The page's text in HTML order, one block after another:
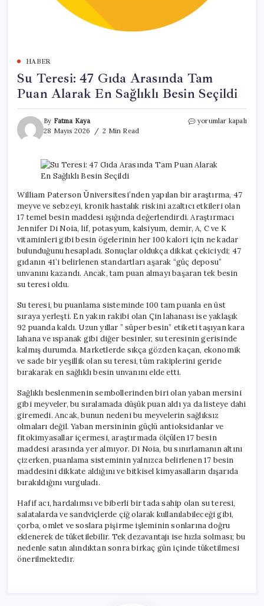
HABER
Su Teresi: 47 Gıda Arasında Tam
Puan Alarak En Sağlıklı Besin Seçildi
By Fatma Kaya
28 Mayıs 2026
2 Min Read
Su
Arasında
Alarak
Sağlıklı
Besin
Seçildi
için
yorumlar kapalı
William Paterson Üniversitesi’nden yapılan bir araştırma, 47
meyve ve sebzeyi, kronik hastalık riskini azaltıcı etkileri olan
17 temel besin maddesi ışığında değerlendirdi. Araştırmacı
Jennifer Di Noia, lif, potasyum, kalsiyum, demir, A, C ve K
vitaminleri gibi besin ögelerinin her 100 kalori için ne kadar
bulunduğunu hesapladı. Sonuçlar oldukça dikkat çekiciydi; 47
gıdanın 41’i belirlenen standartları aşarak “güç deposu”
unvanını kazandı. Ancak, tam puan almayı başaran tek besin
su teresi oldu.
Su teresi, bu puanlama sisteminde 100 tam puanla en üst
sıraya yerleşti. En yakın rakibi olan Çin lahanası ise yaklaşık
92 puanda kaldı. Uzun yıllar ” süper besin” etiketi taşıyan kara
lahana ve ıspanak gibi diğer besinler, su teresinin gerisinde
kalmış durumda. Marketlerde sıkça gözden kaçan, ekonomik
ve sade bir yeşillik olan su teresi, tüm rakiplerini geride
bırakarak en sağlıklı besin unvanını elde etti.
Sağlıklı beslenmenin sembollerinden biri olan yaban mersini
gibi meyveler, bu sıralamada düşük puan aldı ya da listeye dahi
giremedi. Ancak, bunun nedeni bu meyvelerin sağlıksız
olmaları değil. Yaban mersininin güçlü antioksidanlar ve
fitokimyasallar içermesi, araştırmada ölçülen 17 besin
maddesi arasında yer almıyor. Di Noia, bu sınırlamanın altını
çizerken, puanlama sisteminin yalnızca belirlenen 17 besin
maddesini dikkate aldığını ve bitkisel kimyasalların dışarıda
bırakıldığını vurguladı.
Hafif acı, hardalımsı ve biberli bir tada sahip olan su teresi,
salatalarda ve sandviçlerde çiğ olarak kullanılabileceği gibi,
çorba, omlet ve soslara pişirme işleminin sonlarına doğru
eklenerek de tüketilebilir. Tek dezavantajı ise hızla solması; bu
nedenle satın alındıktan sonra birkaç gün içinde tüketilmesi
önerilmektedir.